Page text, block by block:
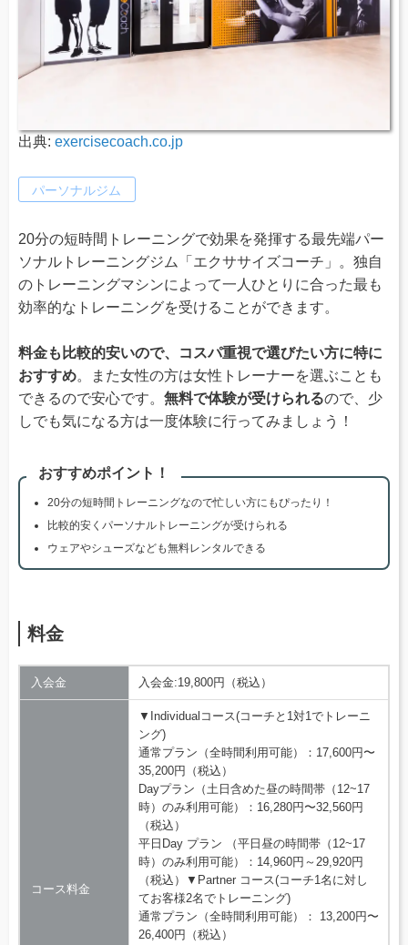
出典: exercisecoach.co.jp
パーソナルジム
20分の短時間トレーニングで効果を発揮する最先端パー
ソナルトレーニングジム「エクササイズコーチ」。独自
のトレーニングマシンによって一人ひとりに合った最も
効率的なトレーニングを受けることができます。
料金も比較的安いので、コスパ重視で選びたい方に特に
おすすめ。また女性の方は女性トレーナーを選ぶことも
できるので安心です。 無料で体験が受けられるので、少
しでも気になる方は一度体験に行ってみましょう！
おすすめポイント！
20分の短時間トレーニングなので忙しい方にもぴったり！
比較的安くパーソナルトレーニングが受けられる
ウェアやシューズなども無料レンタルできる
料金
入会金 入会金:19,800円（税込）
コース料金
▼Individualコース(コーチと1対1でトレーニ
ング)
通常プラン（全時間利用可能）：17,600円〜
35,200円（税込）
Dayプラン（土日含めた昼の時間帯（12~17
時）のみ利用可能）：16,280円〜32,560円
（税込）
平日Day プラン （平日昼の時間帯（12~17
時）のみ利用可能）：14,960円～29,920円
（税込）▼Partner コース(コーチ1名に対し
てお客様2名でトレーニング)
通常プラン（全時間利用可能）： 13,200円〜
26,400円（税込）